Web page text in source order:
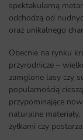
spektakularną
odchodzą od
oraz unikalnego
Obecnie na rynku
przyrodnicze –
zamglone lasy czy
popularnością
przypominające
naturalne
żyłkami czy